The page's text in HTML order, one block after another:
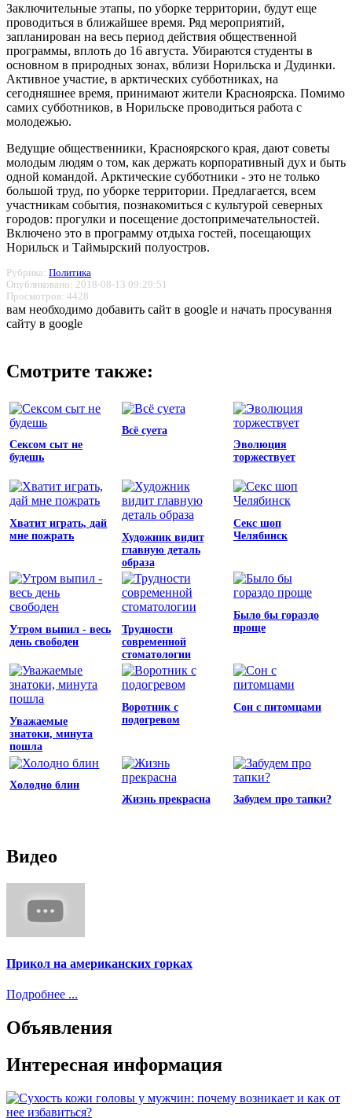
Заключительные этапы, по уборке территории, будут еще
проводиться в ближайшее время. Ряд мероприятий,
запланирован на весь период действия общественной
программы, вплоть до 16 августа. Убираются студенты в
основном в природных зонах, вблизи Норильска и Дудинки.
Активное участие, в арктических субботниках, на
сегодняшнее время, принимают жители Красноярска. Помимо
самих субботников, в Норильске проводиться работа с
молодежью.
Ведущие общественники, Красноярского края, дают советы
молодым людям о том, как держать корпоративный дух и быть
одной командой. Арктические субботники - это не только
большой труд, по уборке территории. Предлагается, всем
участникам события, познакомиться с культурой северных
городов: прогулки и посещение достопримечательностей.
Включено это в программу отдыха гостей, посещающих
Норильск и Таймырский полуостров.
Рубрика: Политика
Опубликовано: 2018-08-13 09:29:51
Просмотров: 4428
вам необходимо добавить сайт в google и начать просування
сайту в google
Смотрите также:
Сексом сыт не
будешь
Всё суета
Эволюция
торжествует
Хватит играть, дай
мне пожрать
Художник видит
главную деталь
образа
Секс шоп
Челябинск
Утром выпил - весь
день свободен
Трудности
современной
стоматологии
Было бы гораздо
проще
Уважаемые
знатоки, минута
пошла
Воротник с
подогревом
Сон с питомцами
Холодно блин
Жизнь прекрасна
Забудем про тапки?
Видео
Прикол на американских горках
Подробнее ...
Объявления
Интересная информация